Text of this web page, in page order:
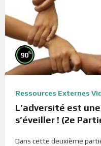
90%
Ressources Externes
L’adversité est
s’éveiller ! (2e
Dans cette deuxième